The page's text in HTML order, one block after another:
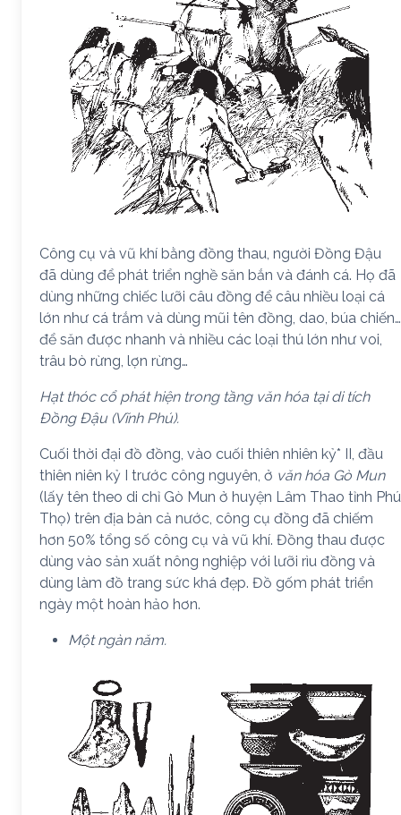
Công cụ và vũ khí bằng đồng thau, người Đồng Đậu
đã dùng để phát triển nghề săn bắn và đánh cá. Họ đã
dùng những chiếc lưỡi câu đồng để câu nhiều loại cá
lớn như cá trắm và dùng mũi tên đồng, dao, búa chiến…
để săn được nhanh và nhiều các loại thú lớn như voi,
trâu bò rừng, lợn rừng…
Hạt thóc cổ phát hiện trong tầng văn hóa tại di tích
Đồng Đậu (Vĩnh Phú).
Cuối thời đại đồ đồng, vào cuối thiên nhiên kỷ* II, đầu
thiên niên kỷ I trước công nguyên, ở văn hóa Gò Mun
(lấy tên theo di chỉ Gò Mun ở huyện Lâm Thao tỉnh Phú
Thọ) trên địa bàn cả nước, công cụ đồng đã chiếm
hơn 50% tổng số công cụ và vũ khí. Đồng thau được
dùng vào sản xuất nông nghiệp với lưỡi rìu đồng và
dùng làm đồ trang sức khá đẹp. Đồ gốm phát triển
ngày một hoàn hảo hơn.
Một ngàn năm.